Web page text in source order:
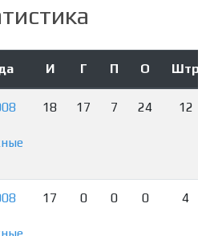
И Г П О Штр
18 17 7 24 12
17 0 0 0 4